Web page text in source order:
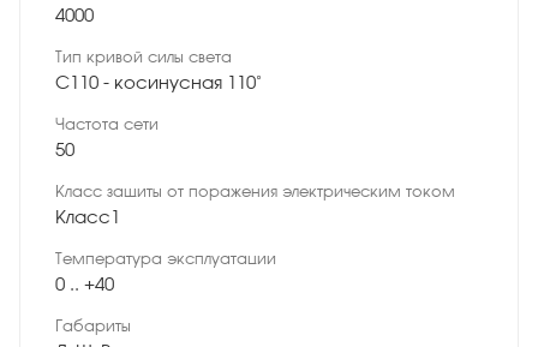
4000
Тип кривой силы света
C110 - косинусная 110˚
Частота сети
50
Класс защиты от поражения электрическим током
Класс1
Температура эксплуатации
0 .. +40
Габариты